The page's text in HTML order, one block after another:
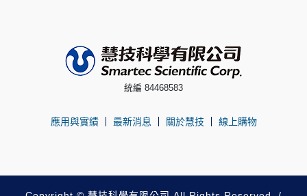
統編 84468583
應用與實績 最新消息 關於慧技 線上購物